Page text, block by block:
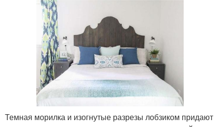
Темная морилка и изогнутые разрезы лобзиком придают